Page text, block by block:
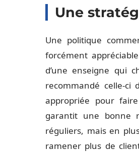
Une
Une politique
forcément
d’une enseigne qui
recommandé celle-
appropriée pour
garantit une bonne
réguliers, mais en
ramener plus de